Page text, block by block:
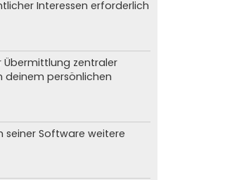
Interessen erforderlich
zentraler
deinem persönlichen
seiner Software weitere